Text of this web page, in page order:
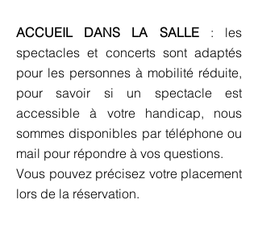
ACCUEIL DANS LA SALLE: les
spectacles et concerts sont adaptés
pour les personnes à mobilité réduite,
pour savoir si un spectacle est
accessible à votre handicap, nous
sommes disponibles par téléphone ou
mail pour répondre à vos questions.
Vous pouvez précisez votre placement
lors de la réservation.